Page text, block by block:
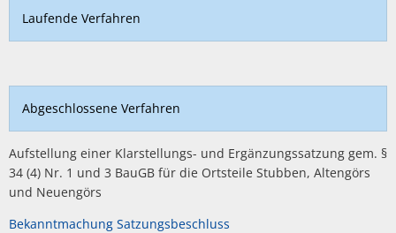
Laufende Verfahren
Abgeschlossene Verfahren
Aufstellung einer Klarstellungs- und Ergänzungssatzung gem. §
34 (4) Nr. 1 und 3 BauGB für die Ortsteile Stubben, Altengörs
und Neuengörs
Bekanntmachung Satzungsbeschluss